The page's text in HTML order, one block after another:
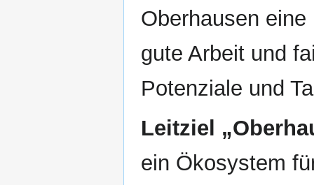
Oberhausen
gute Arbeit und
Potenziale und
Leitziel
ein Ökosystem